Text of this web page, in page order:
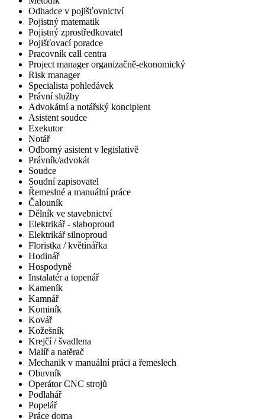
Odhadce v pojišťovnictví
Pojistný matematik
Pojistný zprostředkovatel
Pojišťovací poradce
Pracovník call centra
Project manager organizačně-ekonomický
Risk manager
Specialista pohledávek
Právní služby
Advokátní a notářský koncipient
Asistent soudce
Exekutor
Notář
Odborný asistent v legislativě
Právník/advokát
Soudce
Soudní zapisovatel
Řemeslné a manuální práce
Čalouník
Dělník ve stavebnictví
Elektrikář - slaboproud
Elektrikář silnoproud
Floristka / květinářka
Hodinář
Hospodyně
Instalatér a topenář
Kameník
Kamnář
Kominík
Kovář
Kožešník
Krejčí / švadlena
Malíř a natěrač
Mechanik v manuální práci a řemeslech
Obuvník
Operátor CNC strojů
Podlahář
Popelář
Práce doma